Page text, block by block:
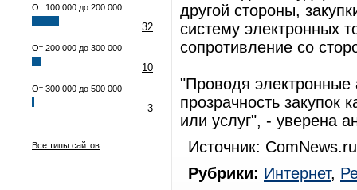
От 100 000 до 200 000
32
От 200 000 до 300 000
10
От 300 000 до 500 000
3
Все типы сайтов
другой стороны,
систему электронных
сопротивление со
"Проводя электронные
прозрачность закупок
или услуг", - уверена
Источник:
Рубрики: Интернет,